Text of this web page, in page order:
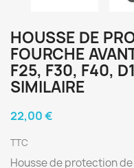
HOUSSE DE
FOURCHE
F25, F30, F40,
SIMILAIRE
22,00 €
TTC
Housse de protection